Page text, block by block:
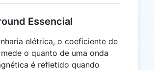
Essencial
elétrica, o coeficiente de
o quanto de uma onda
é refletido quando